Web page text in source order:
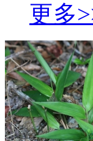
更多